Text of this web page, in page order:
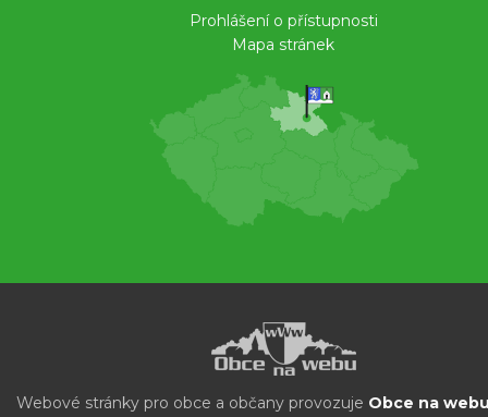
Prohlášení o přístupnosti
Mapa stránek
Webové stránky pro obce a občany provozuje Obce na